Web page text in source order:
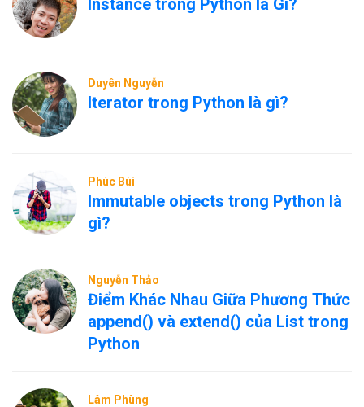
Instance trong Python là Gì?
Duyên Nguyễn
Iterator trong Python là gì?
Phúc Bùi
Immutable objects trong Python là
gì?
Nguyễn Thảo
Điểm Khác Nhau Giữa Phương Thức
append() và extend() của List trong
Python
Lâm Phùng